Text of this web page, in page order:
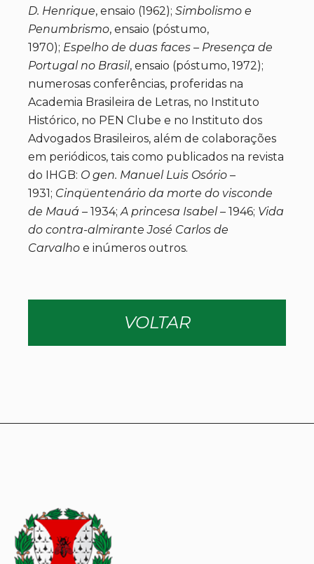
D. Henrique, ensaio (1962); Simbolismo e
Penumbrismo, ensaio (póstumo,
1970); Espelho de duas faces – Presença de
Portugal no Brasil, ensaio (póstumo, 1972);
numerosas conferências, proferidas na
Academia Brasileira de Letras, no Instituto
Histórico, no PEN Clube e no Instituto dos
Advogados Brasileiros, além de colaborações
em periódicos, tais como publicados na revista
do IHGB: O gen. Manuel Luis Osório –
1931; Cinqüentenário da morte do visconde
de Mauá – 1934;A princesa Isabel– 1946; Vida
do contra-almirante José Carlos de
Carvalho e inúmeros outros.
VOLTAR